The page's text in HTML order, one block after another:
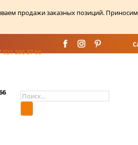
продажи заказных позиций.
931 396 37 66